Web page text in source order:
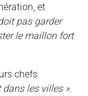
et
pas garder
le maillon fort
chefs
les villes ».